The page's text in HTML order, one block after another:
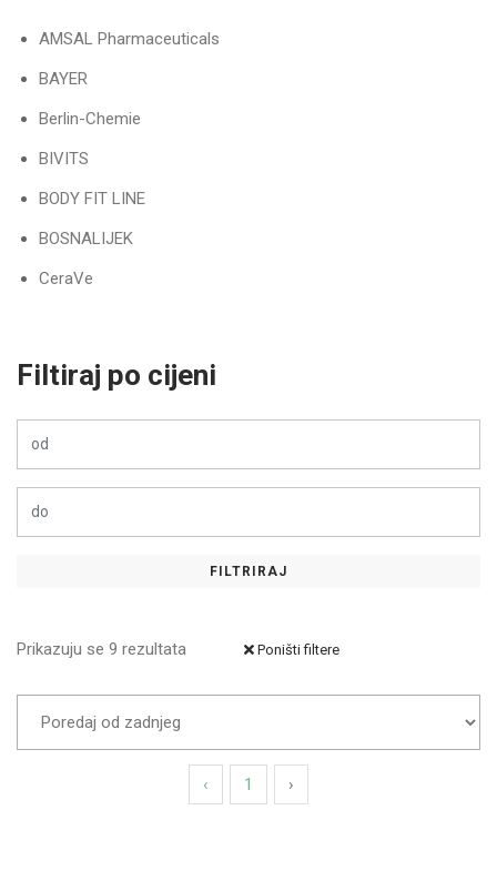
AMSAL Pharmaceuticals
BAYER
Berlin-Chemie
BIVITS
BODY FIT LINE
BOSNALIJEK
CeraVe
Doppelherz
HA Company
HEMOFARM
LABORATORIES INELDEA
Filtiraj po cijeni
FILTRIRAJ
Prikazuju se 9 rezultata Poništi filtere
‹ 1 ›